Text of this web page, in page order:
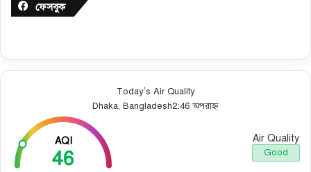
ফেসবুক
Today’s Air Quality
Dhaka, Bangladesh2:46 অপরাহ্ন
AQI
46
Air Quality
Good